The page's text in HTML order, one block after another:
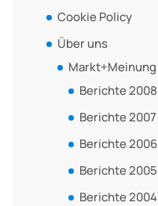
Cookie Policy
Über uns
Markt+Meinung
Berichte 2008
Berichte 2007
Berichte 2006
Berichte 2005
Berichte 2004